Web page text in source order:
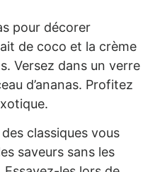
pour décorer
de coco et la crème
Versez dans un verre
d’ananas. Profitez
classiques vous
saveurs sans les